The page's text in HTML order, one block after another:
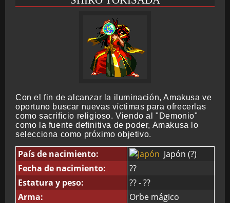
Con el fin de alcanzar la iluminación, Amakusa ve
oportuno buscar nuevas víctimas para ofrecerlas
como sacrificio religioso. Viendo al "Demonio"
como la fuente definitiva de poder, Amakusa lo
selecciona como próximo objetivo.
País de nacimiento:
Japón (?)
Fecha de nacimiento:
??
Estatura y peso:
?? - ??
Arma:
Orbe mágico